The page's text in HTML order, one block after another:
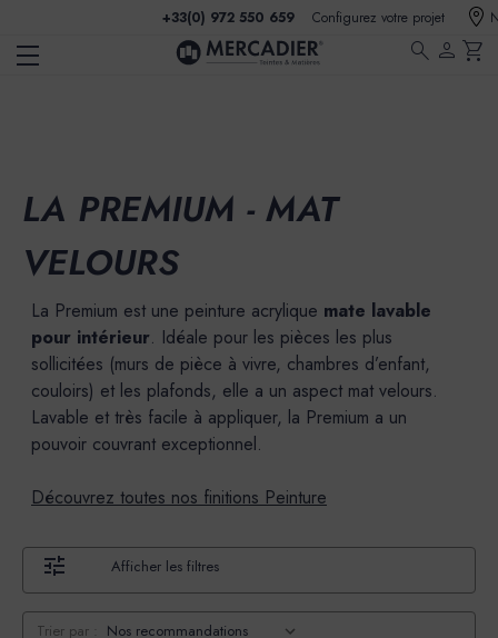
+33(0) 972 550 659 Configurez votre projet
search person shopping_cart
LA PREMIUM - MAT
VELOURS
La Premium est une peinture acrylique mate lavable
pour intérieur. Idéale pour les pièces les plus
sollicitées (murs de pièce à vivre, chambres d’enfant,
couloirs) et les plafonds, elle a un aspect mat velours.
Lavable et très facile à appliquer, la Premium a un
pouvoir couvrant exceptionnel.
Découvrez toutes nos finitions Peinture
Afficher les filtres
Trier par :